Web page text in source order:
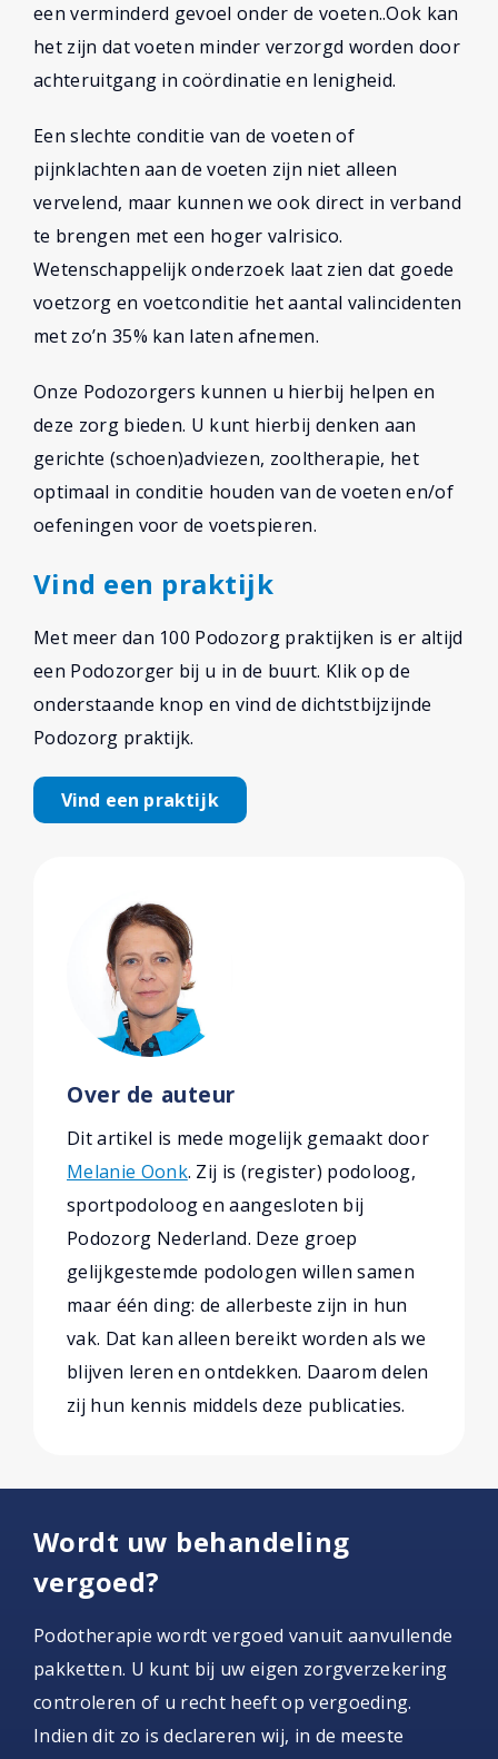
een verminderd gevoel onder de voeten..Ook kan
het zijn dat voeten minder verzorgd worden door
achteruitgang in coördinatie en lenigheid.
Een slechte conditie van de voeten of
pijnklachten aan de voeten zijn niet alleen
vervelend, maar kunnen we ook direct in verband
te brengen met een hoger valrisico.
Wetenschappelijk onderzoek laat zien dat goede
voetzorg en voetconditie het aantal valincidenten
met zo’n 35% kan laten afnemen.
Onze Podozorgers kunnen u hierbij helpen en
deze zorg bieden. U kunt hierbij denken aan
gerichte (schoen)adviezen, zooltherapie, het
optimaal in conditie houden van de voeten en/of
oefeningen voor de voetspieren.
Vind een praktijk
Met meer dan 100 Podozorg praktijken is er altijd
een Podozorger bij u in de buurt. Klik op de
onderstaande knop en vind de dichtstbijzijnde
Podozorg praktijk.
Vind een praktijk
Over de auteur
Dit artikel is mede mogelijk gemaakt door
Melanie Oonk. Zij is (register) podoloog,
sportpodoloog en aangesloten bij
Podozorg Nederland. Deze groep
gelijkgestemde podologen willen samen
maar één ding: de allerbeste zijn in hun
vak. Dat kan alleen bereikt worden als we
blijven leren en ontdekken. Daarom delen
zij hun kennis middels deze publicaties.
Wordt uw behandeling
vergoed?
Podotherapie wordt vergoed vanuit aanvullende
pakketten. U kunt bij uw eigen zorgverzekering
controleren of u recht heeft op vergoeding.
Indien dit zo is declareren wij, in de meeste